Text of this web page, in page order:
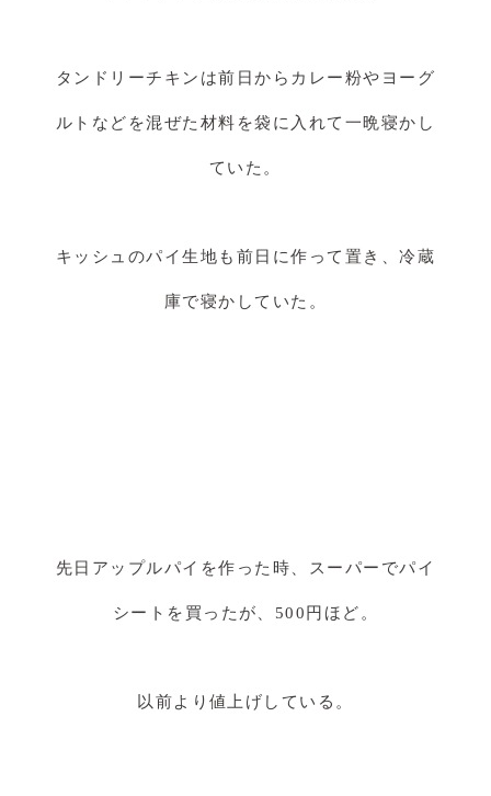
タンドリーチキンは前日からカレー粉やヨーグ
ルトなどを混ぜた材料を袋に入れて一晩寝かし
ていた。
キッシュのパイ生地も前日に作って置き、冷蔵
庫で寝かしていた。
先日アップルパイを作った時、スーパーでパイ
シートを買ったが、500円ほど。
以前より値上げしている。